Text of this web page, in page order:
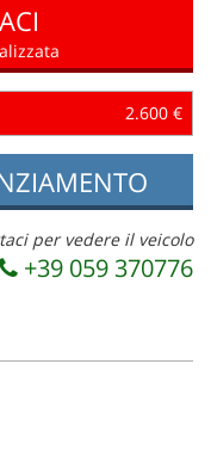
2.600 €
per vedere il veicolo
+39 059 370776